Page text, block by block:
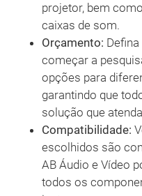
projetor, bem
caixas de som.
Orçamento:
começar a
opções para
garantindo que
solução que
Compatibilidade:
escolhidos são
AB Áudio e Vídeo
todos os